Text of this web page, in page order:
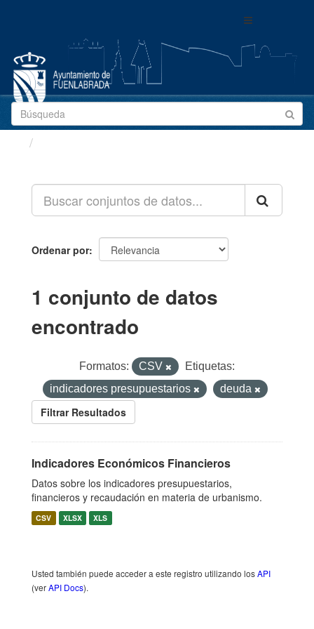
Toggle
Ordenar por
1 conjunto de datos
encontrado
Formatos: CSV
Etiquetas:
indicadores presupuestarios
deuda
Filtrar Resultados
Indicadores Económicos Financieros
Datos sobre los indicadores presupuestarios,
financieros y recaudación en materia de urbanismo.
CSV XLSX XLS
Usted también puede acceder a este registro utilizando losAPI
(verAPI Docs).